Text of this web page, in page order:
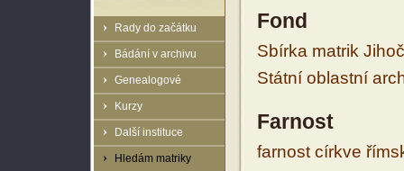
Rady do začátku
Bádání v archivu
Genealogové
Kurzy
Další instituce
Hledám matriky
Fond
Sbírka matrik
Státní oblastní
Farnost
farnost církve